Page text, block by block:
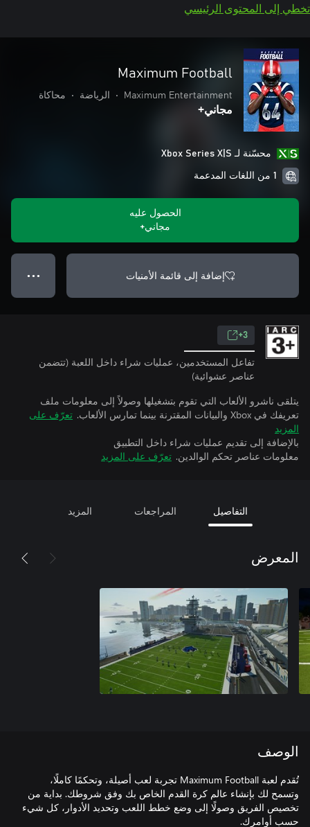
تخطي إلى المحتوى الرئيسي
Maximum Football
Maximum Entertainment
• الرياضة • محاكاة
مجاني+
محسّنة لـ Xbox Series X|S
1 من اللغات المدعمة
الحصول عليه
مجاني+
إضافة إلى قائمة الأمنيات ● ● ●
3+
تفاعل المستخدمين، عمليات شراء داخل اللعبة (تتضمن
عناصر عشوائية)
يتلقى ناشرو الألعاب التي تقوم بتشغيلها وصولاً إلى معلومات ملف
تعريفك في Xbox والبيانات المقترنة بينما تمارس الألعاب.
تعرّف على
المزيد
بالإضافة إلى تقديم عمليات شراء داخل التطبيق
معلومات عناصر تحكم الوالدين. تعرّف على المزيد
التفاصيل المراجعات المزيد
المعرض
الوصف
تُقدم لعبة Maximum Football تجربة لعب أصيلة، وتحكمًا كاملًا،
وتسمح لك بإنشاء عالم كرة القدم الخاص بك وفق شروطك. بداية من
تخصيص الفريق وصولًا إلى وضع خطط اللعب وتحديد الأدوار، كل شيء